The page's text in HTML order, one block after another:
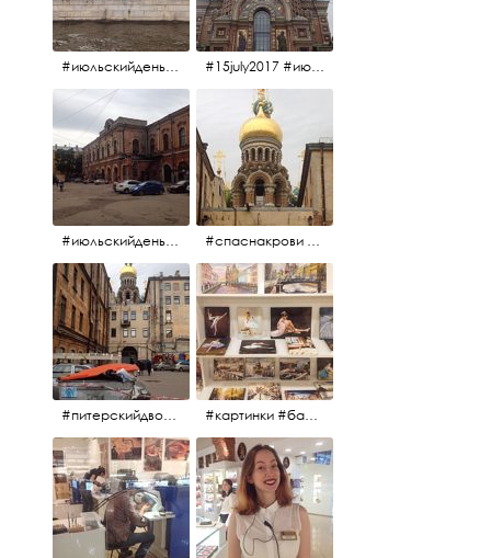
#июльскийдень2017 #15july2017 #15july2017 #июльскийдень2017 #спаснакрови
#июльскийдень2017 #15july2017 #спаснакрови #июльскийдень2017
#питерскийдвор #спаснакрови #июльскийдень2017 #картинки #балетпитера #янтарьроссиии